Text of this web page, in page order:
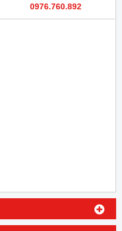
0976.760.892